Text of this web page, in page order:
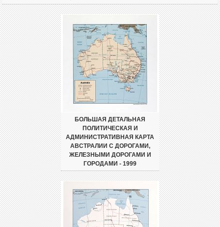
БОЛЬШАЯ ДЕТАЛЬНАЯ
ПОЛИТИЧЕСКАЯ И
АДМИНИСТРАТИВНАЯ КАРТА
АВСТРАЛИИ С ДОРОГАМИ,
ЖЕЛЕЗНЫМИ ДОРОГАМИ И
ГОРОДАМИ - 1999